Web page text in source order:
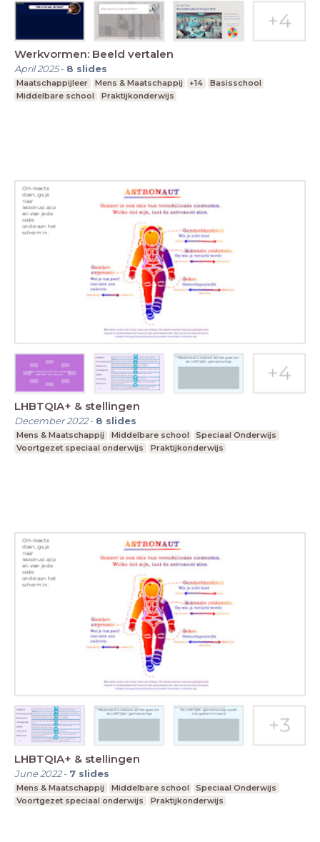
Werkvormen: Beeld vertalen
April 2025- 8 slides
Maatschappijleer Mens & Maatschappij +14
Basisschool
Middelbare school
Praktijkonderwijs
LHBTQIA+ & stellingen
December 2022- 8 slides
Mens & Maatschappij Middelbare school
Speciaal Onderwijs
Voortgezet speciaal onderwijs
Praktijkonderwijs
LHBTQIA+ & stellingen
June 2022- 7 slides
Mens & Maatschappij Middelbare school
Speciaal Onderwijs
Voortgezet speciaal onderwijs
Praktijkonderwijs